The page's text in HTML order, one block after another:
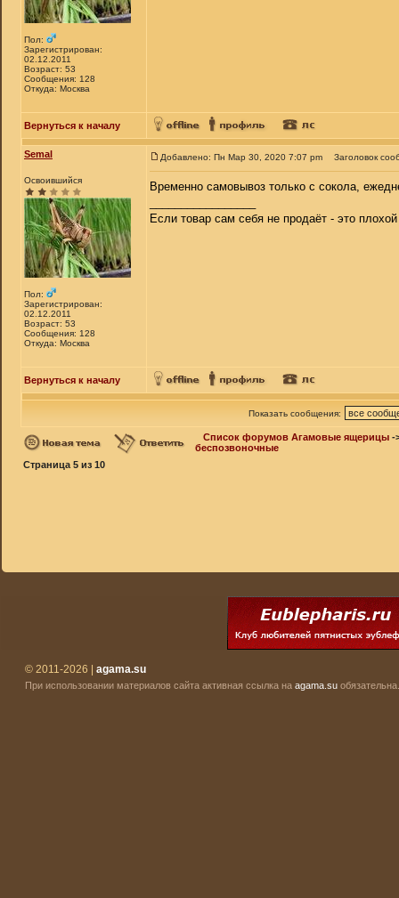
Пол:
Зарегистрирован:
02.12.2011
Возраст: 53
Сообщения: 128
Откуда: Москва
Вернуться к началу
Semal
Освоившийся
Пол:
Зарегистрирован:
02.12.2011
Возраст: 53
Сообщения: 128
Откуда: Москва
Добавлено: Пн Мар 30, 2020 7:07 pm Заголовок
Временно самовывоз только с сокола,
Если товар сам себя не продаёт - это
Вернуться к началу
Показать сообщения:
Список форумов Агамовые ящерицы -
беспозвоночные
Страница 5 из 10
© 2011-2026 | agama.su
При использовании материалов сайта активная ссылка на agama.su обязательна.